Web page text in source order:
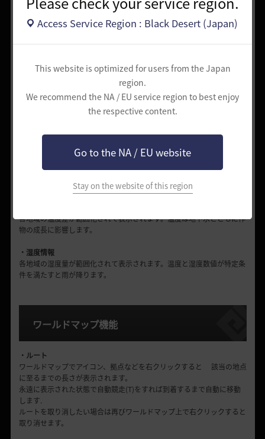
Access Service Region : Black Desert (Japan)
This website is optimized for users from the Japan
region.
We recommend the NA / EU service region to best enjoy
the respective content.
Go to the NA / EU website
Stay on the website of this region
・馬車
船や馬車の位置情報が表示されます。
左側メニュー情報
・一般情報ウィンドウ
探索した地域と拠点、依頼と知識情報が表示されます。
農場、漁場、民心が棒グラフで表示されます。
各地域の温度差が範囲化されて表示されます。温度は地下水とともに作
物の成長に影響します。
・湿度情報
各地域の湿度量が範囲化されて表示されます。温度と湿度数値が特定条
件を満たすと雨が降ります。
ワールドマップ機能
・ルート
ワールドマップでアイコン、拠点などを右クリックすると 該当の地点
に至るまでの長さが表示されます。
永遠に表示された状態で自動競走(T)をすれば到着するまで自動に移動
します.
ルートを取り消したい場合は再びワールドマップ上で右クリックすると
取り消せます。